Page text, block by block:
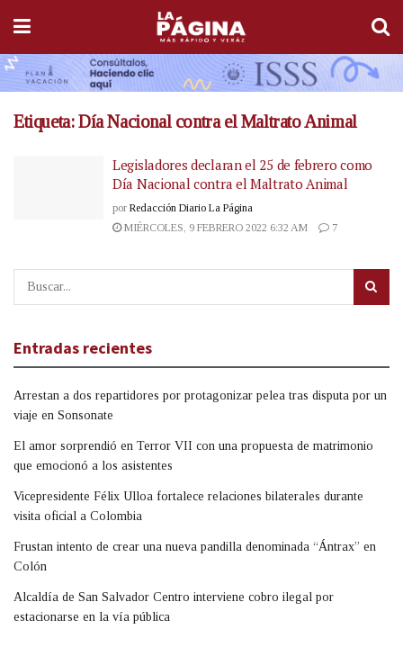
Etiqueta:Día Nacional contra el Maltrato Animal
Legisladores declaran el 25 de febrero como
Día Nacional contra el Maltrato Animal
por Redacción Diario La Página
MIÉRCOLES, 9 FEBRERO 2022 6:32 AM
7
Entradas recientes
Arrestan a dos repartidores por protagonizar pelea tras disputa por un
viaje en Sonsonate
El amor sorprendió en Terror VII con una propuesta de matrimonio
que emocionó a los asistentes
Vicepresidente Félix Ulloa fortalece relaciones bilaterales durante
visita oficial a Colombia
Frustan intento de crear una nueva pandilla denominada “Ántrax” en
Colón
Alcaldía de San Salvador Centro interviene cobro ilegal por
estacionarse en la vía pública